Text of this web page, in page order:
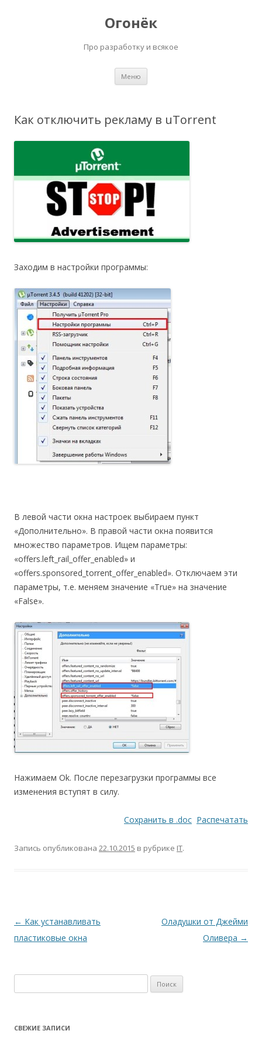
Огонёк
Про разработку и всякое
Меню
Как отключить рекламу в uTorrent
Заходим в настройки программы:
В левой части окна настроек выбираем пункт
«Дополнительно». В правой части окна появится
множество параметров. Ищем параметры:
«offers.left_rail_offer_enabled» и
«offers.sponsored_torrent_offer_enabled». Отключаем эти
параметры, т.е. меняем значение «True» на значение
«False».
Нажимаем Ok. После перезагрузки программы все
изменения вступят в силу.
Сохранить в .doc Распечатать
Запись опубликована 22.10.2015 в рубрике IT.
Навигация
по
← Как устанавливать
пластиковые окна
Оладушки от Джейми
Оливера →
СВЕЖИЕ ЗАПИСИ